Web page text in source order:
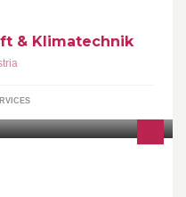
& Klimatechnik